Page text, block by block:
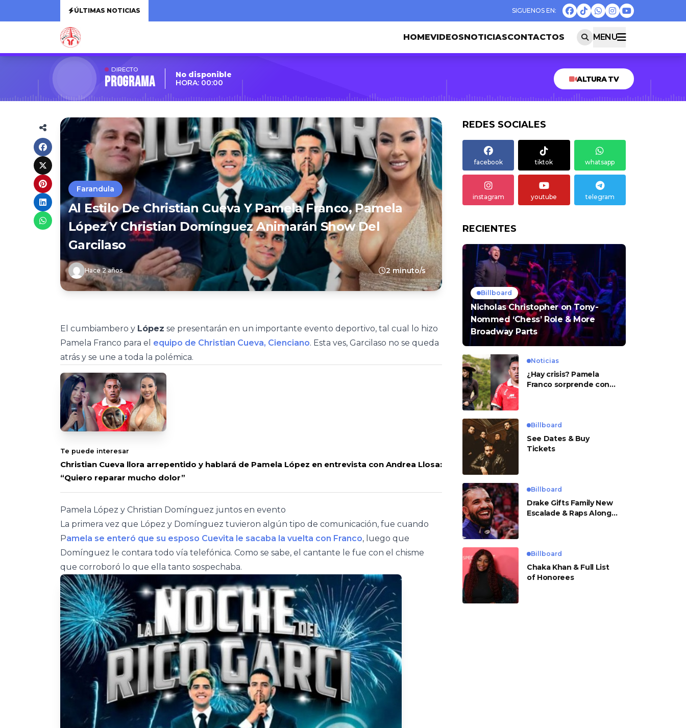
ÚLTIMAS NOTICIAS
HOMEVIDEOSNOTICIASCONTACTOS MENU
DIRECTO
Programa
No disponible
HORA: 00:00
ALTURA TV
Farandula
Al Estilo De Christian Cueva Y Pamela Franco, Pamela
López Y Christian Domínguez Animarán Show Del
Garcilaso
Hace 2 años 2 minuto/s
El cumbiambero y López se presentarán en un importante evento deportivo, tal cual lo hizo
Pamela Franco para el equipo de Christian Cueva, Cienciano. Esta ves, Garcilaso no se queda
atrás y se une a toda la polémica.
Te puede interesar
Christian Cueva llora arrepentido y hablará de Pamela López en entrevista con Andrea Llosa:
“Quiero reparar mucho dolor”
Pamela López y Christian Domínguez juntos en evento
La primera vez que López y Domínguez tuvieron algún tipo de comunicación, fue cuando
Pamela se enteró que su esposo Cuevita le sacaba la vuelta con Franco, luego que
Domínguez le contara todo vía telefónica. Como se sabe, el cantante le fue con el chisme
que corroboró lo que ella tanto sospechaba.
REDES SOCIALES
facebook tiktok whatsapp
instagram youtube telegram
RECIENTES
Billboard
Nicholas Christopher on Tony-
Nommed ‘Chess’ Role & More
Broadway Parts
Noticias
¿Hay crisis? Pamela
Franco sorprende con
Billboard
See Dates & Buy
Tickets
Billboard
Drake Gifts Family New
Escalade & Raps Along
Billboard
Chaka Khan & Full List
of Honorees